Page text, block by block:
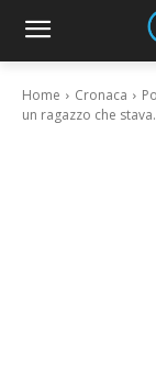
Home Cronaca
un ragazzo che